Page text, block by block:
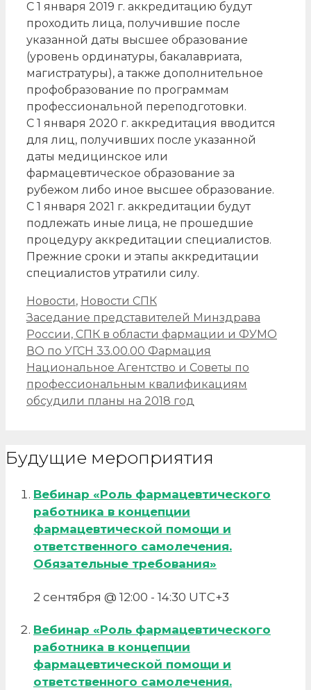
С 1 января 2019 г. аккредитацию будут
проходить лица, получившие после
указанной даты высшее образование
(уровень ординатуры, бакалавриата,
магистратуры), а также дополнительное
профобразование по программам
профессиональной переподготовки.
С 1 января 2020 г. аккредитация вводится
для лиц, получивших после указанной
даты медицинское или
фармацевтическое образование за
рубежом либо иное высшее образование.
С 1 января 2021 г. аккредитации будут
подлежать иные лица, не прошедшие
процедуру аккредитации специалистов.
Прежние сроки и этапы аккредитации
специалистов утратили силу.
Рубрики
Новости, Новости СПК
Навигация
записи
Заседание представителей Минздрава
России, СПК в области фармации и ФУМО
ВО по УГСН 33.00.00 Фармация
Национальное Агентство и Советы по
профессиональным квалификациям
обсудили планы на 2018 год
Будущие мероприятия
Вебинар «Роль фармацевтического
работника в концепции
фармацевтической помощи и
ответственного самолечения.
Обязательные требования»
2 сентября @ 12:00 - 14:30 UTC+3
Вебинар «Роль фармацевтического
работника в концепции
фармацевтической помощи и
ответственного самолечения.